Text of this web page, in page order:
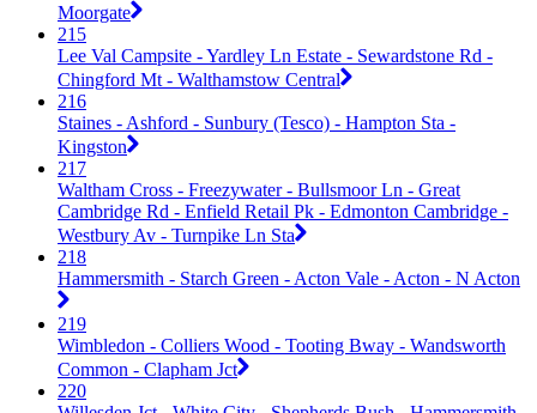
Moorgate
215
Lee Val Campsite - Yardley Ln Estate - Sewardstone Rd -
Chingford Mt - Walthamstow Central
216
Staines - Ashford - Sunbury (Tesco) - Hampton Sta -
Kingston
217
Waltham Cross - Freezywater - Bullsmoor Ln - Great
Cambridge Rd - Enfield Retail Pk - Edmonton Cambridge -
Westbury Av - Turnpike Ln Sta
218
Hammersmith - Starch Green - Acton Vale - Acton - N Acton
219
Wimbledon - Colliers Wood - Tooting Bway - Wandsworth
Common - Clapham Jct
220